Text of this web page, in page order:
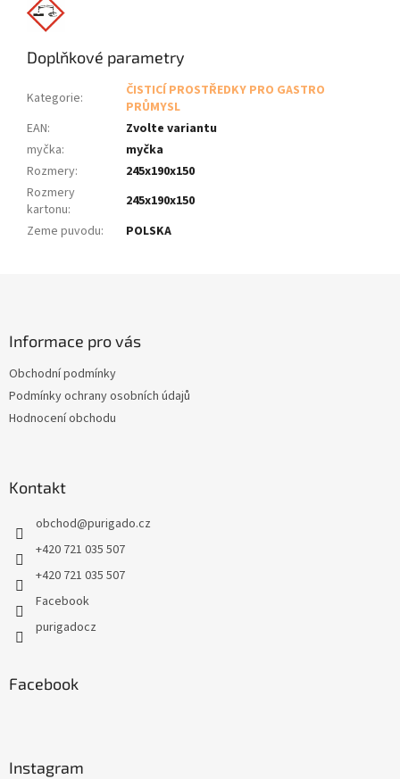
Doplňkové parametry
Kategorie:
ČISTICÍ PROSTŘEDKY PRO GASTRO
PRŮMYSL
EAN:
Zvolte variantu
myčka:
myčka
Rozmery:
245x190x150
Rozmery
kartonu:
245x190x150
Zeme puvodu: POLSKA
Informace pro vás
Obchodní podmínky
Podmínky ochrany osobních údajů
Hodnocení obchodu
Kontakt
obchod@purigado.cz
+420 721 035 507
+420 721 035 507
Facebook
purigadocz
Facebook
Instagram